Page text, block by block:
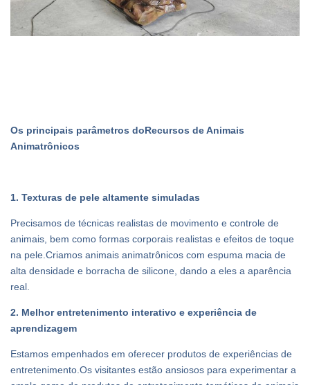
Os principais parâmetros doRecursos de Animais
Animatrônicos
1. Texturas de pele altamente simuladas
Precisamos de técnicas realistas de movimento e controle de
animais, bem como formas corporais realistas e efeitos de toque
na pele.Criamos animais animatrônicos com espuma macia de
alta densidade e borracha de silicone, dando a eles a aparência
real.
2. Melhor entretenimento interativo e experiência de
aprendizagem
Estamos empenhados em oferecer produtos de experiências de
entretenimento.Os visitantes estão ansiosos para experimentar a